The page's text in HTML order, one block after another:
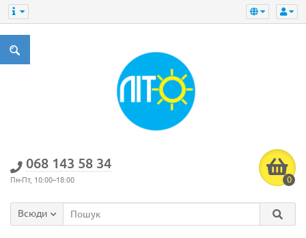
‎068 143 58 34
Пн-Пт, 10:00–18:00 0
Всюди